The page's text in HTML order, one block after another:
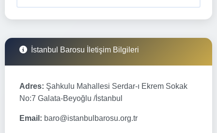
İstanbul Barosu İletişim Bilgileri
Adres: Şahkulu Mahallesi Serdar-ı Ekrem Sokak
No:7 Galata-Beyoğlu /İstanbul
Email: baro@istanbulbarosu.org.tr